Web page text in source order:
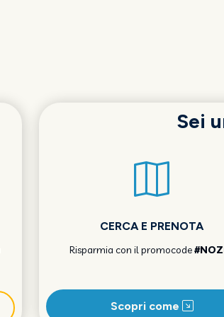
Sei
CERCA E PRENOTA
Risparmia con il promocode
Scopri come